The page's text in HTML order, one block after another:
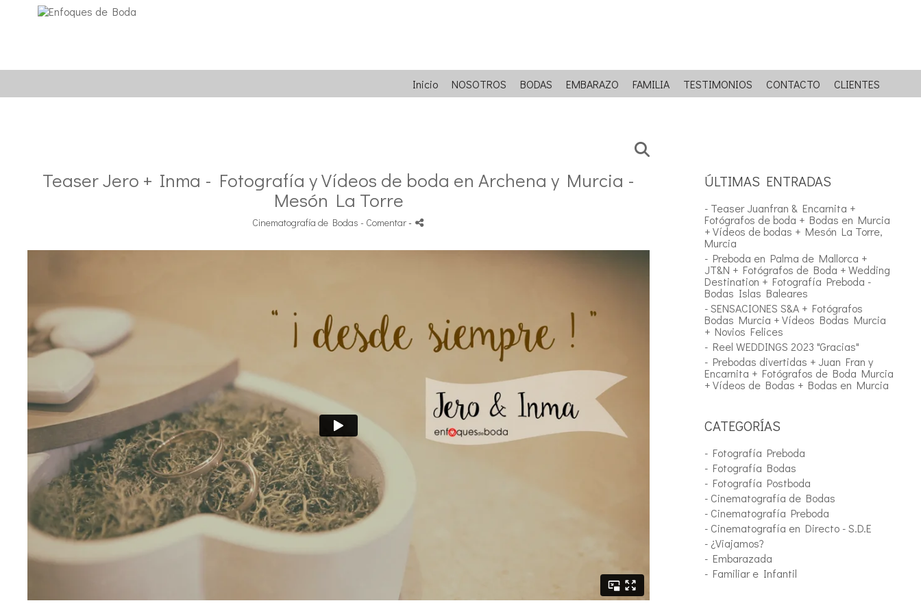
Inicio NOSOTROS BODAS EMBARAZO FAMILIA TESTIMONIOS CONTACTO CLIENTES
Teaser Jero + Inma - Fotografía y Vídeos de boda en Archena y Murcia -
Mesón La Torre
Cinematografía de Bodas - Comentar-
ÚLTIMAS ENTRADAS
- Teaser Juanfran & Encarnita +
Fotógrafos de boda + Bodas en Murcia
+ Vídeos de bodas + Mesón La Torre,
Murcia
- Preboda en Palma de Mallorca +
JT&N + Fotógrafos de Boda + Wedding
Destination + Fotografía Preboda -
Bodas Islas Baleares
- SENSACIONES S&A + Fotógrafos
Bodas Murcia + Vídeos Bodas Murcia
+ Novios Felices
- Reel WEDDINGS 2023 "Gracias"
- Prebodas divertidas + Juan Fran y
Encarnita + Fotógrafos de Boda Murcia
+ Vídeos de Bodas + Bodas en Murcia
CATEGORÍAS
- Fotografía Preboda
- Fotografía Bodas
- Fotografía Postboda
- Cinematografía de Bodas
- Cinematografía Preboda
- Cinematografía en Directo - S.D.E
- ¿Viajamos?
- Embarazada
- Familiar e Infantil